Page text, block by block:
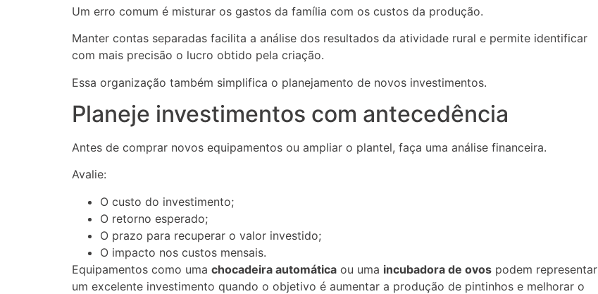
Um erro comum é misturar os gastos da família com os custos da produção.
Manter contas separadas facilita a análise dos resultados da atividade rural e permite identificar
com mais precisão o lucro obtido pela criação.
Essa organização também simplifica o planejamento de novos investimentos.
Planeje investimentos com antecedência
Antes de comprar novos equipamentos ou ampliar o plantel, faça uma análise financeira.
Avalie:
O custo do investimento;
O retorno esperado;
O prazo para recuperar o valor investido;
O impacto nos custos mensais.
Equipamentos como uma chocadeira automática ou uma incubadora de ovos podem representar
um excelente investimento quando o objetivo é aumentar a produção de pintinhos e melhorar o